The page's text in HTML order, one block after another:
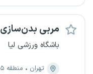
مربی بدن‌سازی
باشگاه ورزشی لیا
تهران
منطقه ۵، پونک جنوبی